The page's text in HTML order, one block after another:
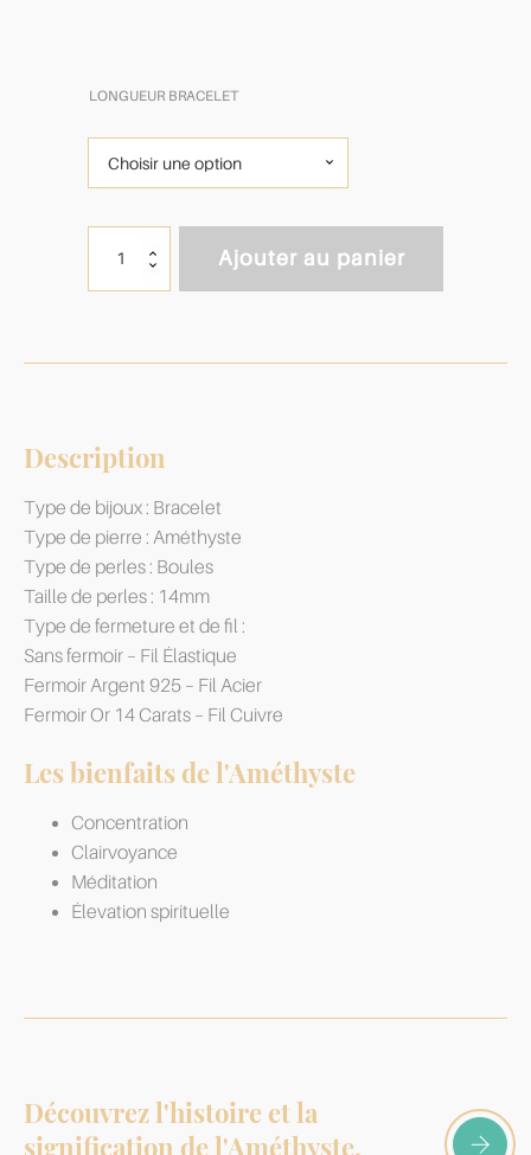
LONGUEUR BRACELET
Bracelet
Pierres
Ajouter au panier
Description
Type de bijoux : Bracelet
Type de pierre : Améthyste
Type de perles : Boules
Taille de perles : 14mm
Type de fermeture et de fil :
Sans fermoir – Fil Élastique
Fermoir Argent 925 – Fil Acier
Fermoir Or 14 Carats – Fil Cuivre
Les bienfaits de l'Améthyste
Concentration
Clairvoyance
Méditation
Élevation spirituelle
Découvrez l'histoire et la
signification de l'Améthyste,